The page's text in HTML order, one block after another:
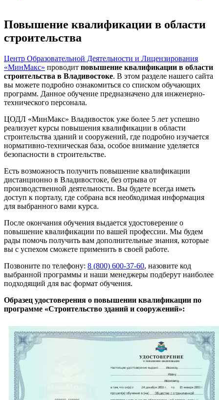
Повышение квалификации в области
строительства
Центр Образовательной Деятельности и Лицензирования
«МинМакс» проводит повышение квалификации в области
строительства в Владивостоке. В этом разделе нашего сайта
вы можете подробно ознакомиться со списком обучающих
программ. Данное обучение предназначено для инженерно-
технического персонала.
ЦОДЛ «МинМакс» Владивосток уже более 5 лет успешно
реализует курсы повышения квалификации в области
строительства зданий и сооружений, где подробно изучается
нормативно-техническая база, особое внимание уделяется
безопасности в строительстве.
Есть возможность получить повышение квалификации
дистанционно в Владивостоке, без отрыва от
производственной деятельности. Вы будете всегда иметь
доступ к порталу, где собрана вся необходимая информация
для выбранного вами курса.
После окончания обучения выдается удостоверение о
повышение квалификации по вашей профессии. Мы будем
рады помочь получить вам дополнительные знания, которые
вы с успехом сможете применить в своей работе.
Позвоните по телефону: 8 (800) 600-37-60, назовите код
выбранной программы и наши менеджеры подберут наиболее
подходящий для вас формат обучения.
Образец удостоверения о повышении квалификации по
программе «Строительство зданий и сооружений»: